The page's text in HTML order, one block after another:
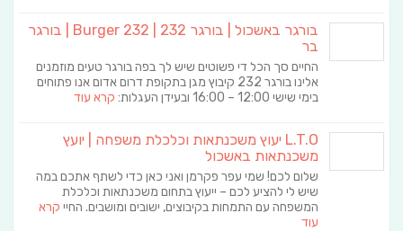
בורגר באשכול | בורגר 232 | Burger 232 | בורגר
בר
החיים סך הכל די פשוטים שיש לך בפה בורגר טעים מוזמנים
אלינו בורגר 232 קיבוץ מגן בתקופת דרום אדום אנו פתוחים
בימי שישי 12:00 – 16:00 ובעידן העגלות:
קרא עוד
L.T.O יעוץ משכנתאות וכלכלת משפחה | יועץ
משכנתאות באשכול
שלום לכם! שמי עפר פקרמן ואני כאן כדי לשתף אתכם במה
שיש לי להציע לכם – ייעוץ בתחום משכנתאות וכלכלת
המשפחה עם התמחות בקיבוצים, ישובים ומושבים. החיי קרא
עוד